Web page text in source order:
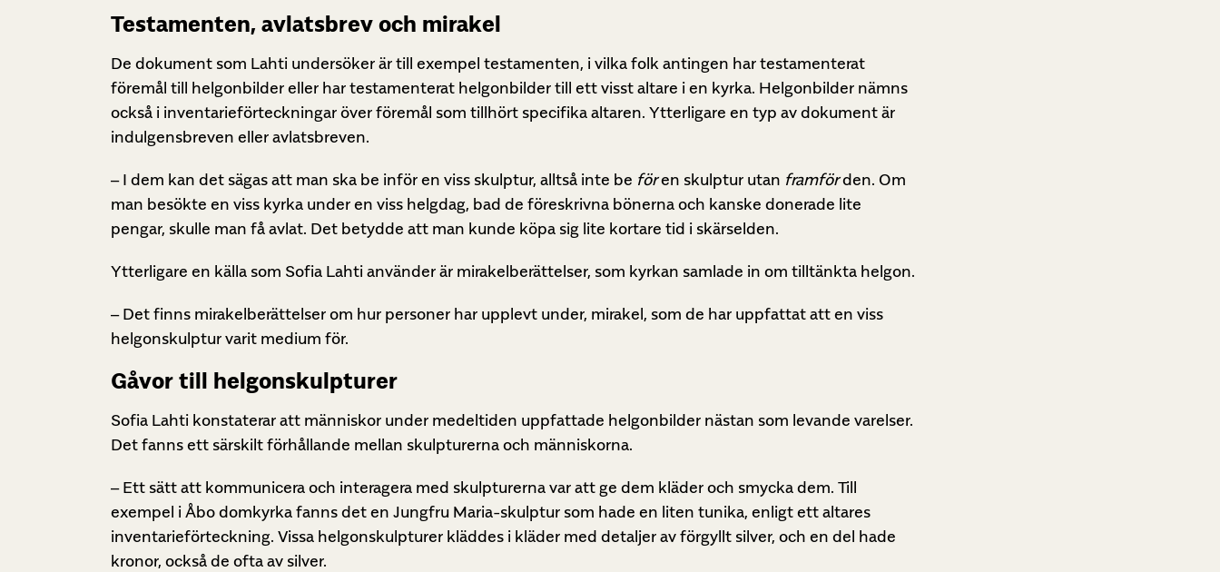
Testamenten, avlatsbrev och mirakel
De dokument som Lahti undersöker är till exempel testamenten, i vilka folk antingen har testamenterat
föremål till helgonbilder eller har testamenterat helgonbilder till ett visst altare i en kyrka. Helgonbilder nämns
också i inventarieförteckningar över föremål som tillhört specifika altaren. Ytterligare en typ av dokument är
indulgensbreven eller avlatsbreven.
– I dem kan det sägas att man ska be inför en viss skulptur, alltså inte be fören skulptur utan framförden. Om
man besökte en viss kyrka under en viss helgdag, bad de föreskrivna bönerna och kanske donerade lite
pengar, skulle man få avlat. Det betydde att man kunde köpa sig lite kortare tid i skärselden.
Ytterligare en källa som Sofia Lahti använder är mirakelberättelser, som kyrkan samlade in om tilltänkta helgon.
– Det finns mirakelberättelser om hur personer har upplevt under, mirakel, som de har uppfattat att en viss
helgonskulptur varit medium för.
Gåvor till helgonskulpturer
Sofia Lahti konstaterar att människor under medeltiden uppfattade helgonbilder nästan som levande varelser.
Det fanns ett särskilt förhållande mellan skulpturerna och människorna.
– Ett sätt att kommunicera och interagera med skulpturerna var att ge dem kläder och smycka dem. Till
exempel i Åbo domkyrka fanns det en Jungfru Maria-skulptur som hade en liten tunika, enligt ett altares
inventarieförteckning. Vissa helgonskulpturer kläddes i kläder med detaljer av förgyllt silver, och en del hade
kronor, också de ofta av silver.